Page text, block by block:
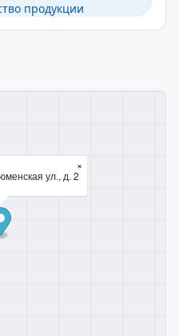
продукции
ул., д. 2
×